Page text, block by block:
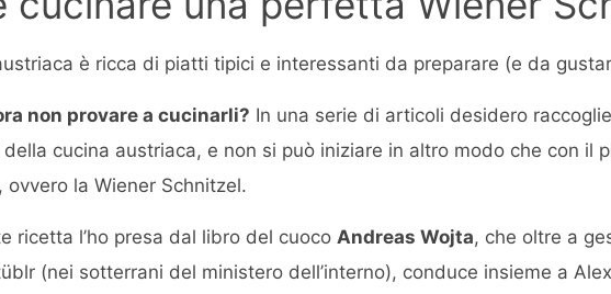
è ricca di piatti tipici e interessanti da preparare (e da
non provare a cucinarli? In una serie di articoli desidero
cucina austriaca, e non si può iniziare in altro modo che con il
ovvero la Wiener Schnitzel.
ricetta l’ho presa dal libro del cuoco Andreas Wojta, che oltre a
(nei sotterrani del ministero dell’interno), conduce insieme a